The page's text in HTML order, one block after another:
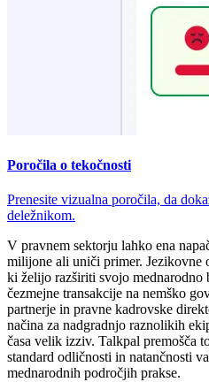
Poročila o tekočnosti
Prenesite vizualna poročila, da
deležnikom.
V pravnem sektorju lahko ena
milijone ali uniči primer. Jezikovne
ki želijo razširiti svojo mednarodno
čezmejne transakcije na nemško
partnerje in pravne kadrovske
načina za nadgradnjo raznolikih
časa velik izziv. Talkpal premošča
standard odličnosti in natančnosti
mednarodnih področjih prakse.